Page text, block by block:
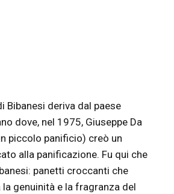
Bibanesi deriva dal paese
dove, nel 1975, Giuseppe Da
piccolo panificio) creò un
alla panificazione. Fu qui che
panetti croccanti che
genuinità e la fragranza del